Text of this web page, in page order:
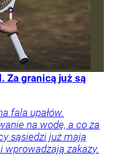
Za granicą już są
fala upałów.
na wodę, a co za
sąsiedzi już mają
wprowadzają zakazy.